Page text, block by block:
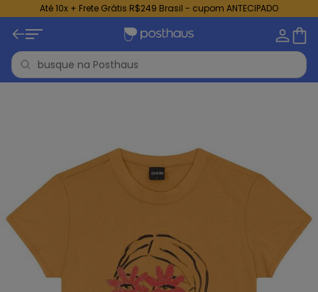
Até 10x + Frete Grátis R$249 Brasil - cupom ANTECIPADO